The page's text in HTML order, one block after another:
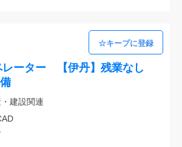
レーター 【伊丹】残業なし
建設関連